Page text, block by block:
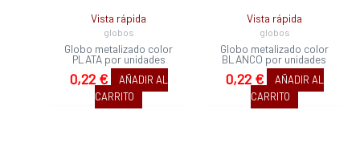
Vista rápida
globos
Globo metalizado color
PLATA por unidades
0,22 €
AÑADIR AL
CARRITO
Vista rápida
globos
Globo metalizado color
BLANCO por unidades
0,22 €
AÑADIR AL
CARRITO